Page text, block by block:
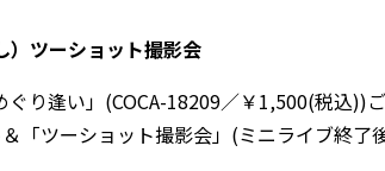
）ツーショット撮影会
り逢い」(COCA-18209／￥1,500(税込))
「ツーショット撮影会」(ミニライブ終了